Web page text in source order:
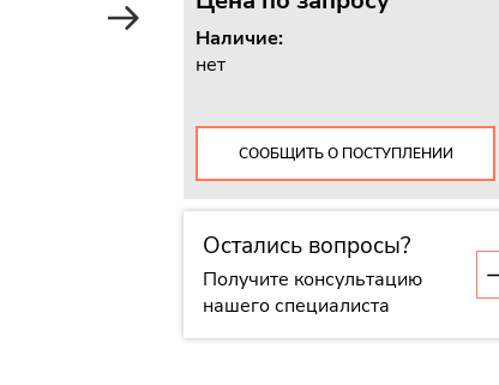
Наличие:
нет
СООБЩИТЬ О ПОСТУПЛЕНИИ
Остались вопросы?
Получите консультацию
нашего специалиста